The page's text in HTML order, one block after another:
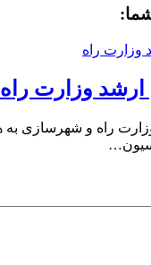
ارشد وزارت راه
وزارت راه و شهرسازی